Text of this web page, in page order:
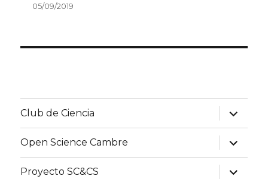
05/09/2019
Club de Ciencia
expande
el
menú
inferior
Open Science Cambre
expande
el
menú
inferior
Proyecto SC&CS
expande